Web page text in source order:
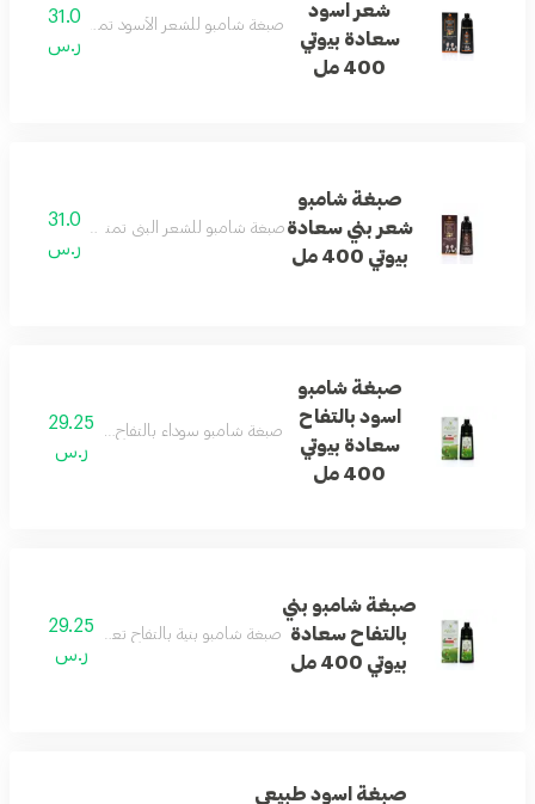
شعر اسود
سعادة بيوتي
400 مل
صبغة شامبو للشعر الأسود تمنح لونًا غنيًا
31.0
ر.س
صبغة شامبو
شعر بني سعادة
بيوتي 400 مل
صبغة شامبو للشعر البني تمنح لونًا متجانسًا
31.0
ر.س
صبغة شامبو
اسود بالتفاح
سعادة بيوتي
400 مل
صبغة شامبو سوداء بالتفاح تمنح الشعر لونًا
29.25
ر.س
صبغة شامبو بني
بالتفاح سعادة
بيوتي 400 مل
صبغة شامبو بنية بالتفاح تعطي الشعر لونًا
29.25
ر.س
صبغة اسود طبيعي